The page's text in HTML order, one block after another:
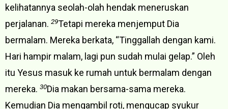
kelihatannya seolah-olah hendak meneruskan
perjalanan. 29Tetapi mereka menjemput Dia
bermalam. Mereka berkata, “Tinggallah dengan kami.
Hari hampir malam, lagi pun sudah mulai gelap.” Oleh
itu Yesus masuk ke rumah untuk bermalam dengan
mereka. 30Dia makan bersama-sama mereka.
Kemudian Dia mengambil roti, mengucap syukur